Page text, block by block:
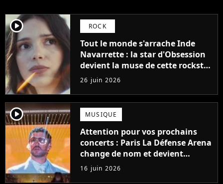
player2 ROCK
Tout le monde s'arrache Inde
Navarrette : la star d'Obsession
devient la muse de cette rockstar
adulée de la gen Z
26 juin 2026
player2 MUSIQUE
Attention pour vos prochains
concerts : Paris La Défense Arena
change de nom et devient
Plenitude Arena
16 juin 2026